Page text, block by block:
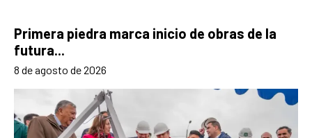
Primera piedra marca inicio de obras de la
futura...
8 de agosto de 2026